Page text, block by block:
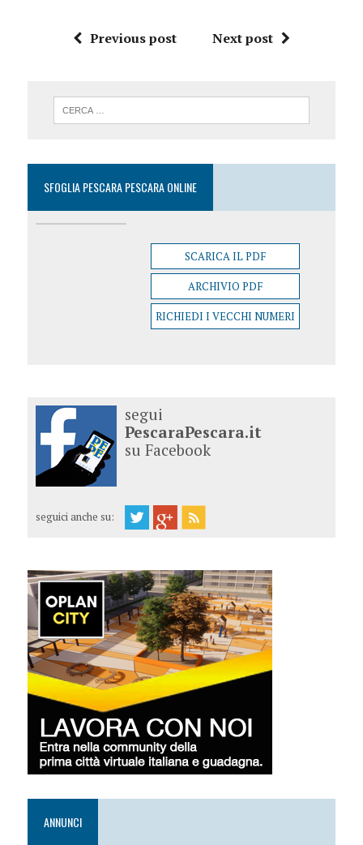
Previous post Next post
SFOGLIA PESCARA PESCARA ONLINE
SCARICA IL PDF
ARCHIVIO PDF
RICHIEDI I VECCHI NUMERI
segui
PescaraPescara.it
su Facebook
seguici anche su:
ANNUNCI